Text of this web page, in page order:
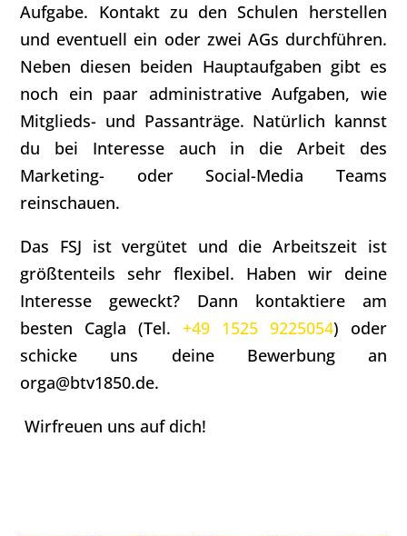
Aufgabe. Kontakt zu den Schulen herstellen
und eventuell ein oder zwei AGs durchführen.
Neben diesen beiden Hauptaufgaben gibt es
noch ein paar administrative Aufgaben, wie
Mitglieds- und Passanträge. Natürlich kannst
du bei Interesse auch in die Arbeit des
Marketing- oder Social-Media Teams
reinschauen.
Das FSJ ist vergütet und die Arbeitszeit ist
größtenteils sehr flexibel. Haben wir deine
Interesse geweckt? Dann kontaktiere am
besten Cagla (Tel. +49 1525 9225054) oder
schicke uns deine Bewerbung an
orga@btv1850.de.
Wirfreuen uns auf dich!